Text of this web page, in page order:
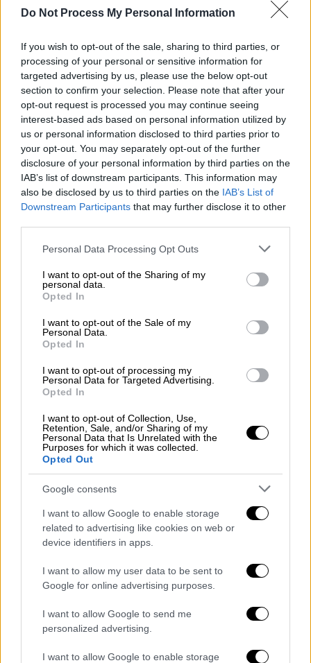
Do Not Process My Personal Information
If you wish to opt-out of the sale, sharing to third parties, or
processing of your personal or sensitive information for
targeted advertising by us, please use the below opt-out
section to confirm your selection. Please note that after your
opt-out request is processed you may continue seeing
interest-based ads based on personal information utilized by
us or personal information disclosed to third parties prior to
your opt-out. You may separately opt-out of the further
disclosure of your personal information by third parties on the
IAB’s list of downstream participants. This information may
also be disclosed by us to third parties on the IAB’s List of
Downstream Participants that may further disclose it to other
Please note that this website/app uses one or more Google
not limited to your visit or usage behaviour. You may click to
grant or deny consent to Google and its third-party tags to
use your data for below specified purposes in below Google
consent section.
Personal Data Processing Opt Outs
I want to opt-out of the Sharing of my
personal data.
Opted In
I want to opt-out of the Sale of my
Personal Data.
Opted In
I want to opt-out of processing my
Personal Data for Targeted Advertising.
Opted In
I want to opt-out of Collection, Use,
Retention, Sale, and/or Sharing of my
Personal Data that Is Unrelated with the
Purposes for which it was collected.
Opted Out
Google consents
I want to allow Google to enable storage
related to advertising like cookies on web or
device identifiers in apps.
I want to allow my user data to be sent to
Google for online advertising purposes.
I want to allow Google to send me
personalized advertising.
I want to allow Google to enable storage
Κόσμος|31.12.2024 15:00
Αποχαιρετώντας το 2024: Τα διεθνή
γεγονότα και πρόσωπα που σημάδεψαν
τη χρονιά που τελειώνει
Λίγες ώρες πριν την έλευση του 2025, το
ethnos.gr κάνει μία ανακεφαλαίωση των
διεθνών εξελίξεων που μονοπώλησαν το
ενδιαφέρον
Κόσμος|21.10.2024 12:17
Γιούλια Ναβάλναγια: «Κάποια μέρα θα
γυρίσω στη Ρωσία για να κατέβω ως
υποψήφια πρόεδρος»
«Ο πολιτικός μου αντίπαλος είναι ο
Βλαντιμίρ Πούτιν»